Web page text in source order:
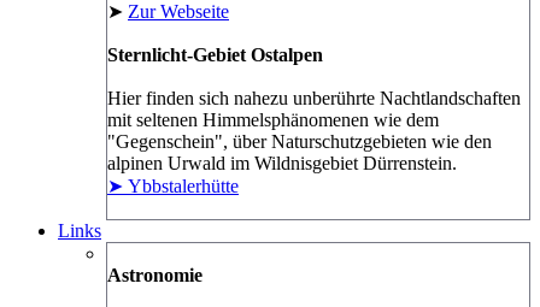
➤ Zur Webseite
Sternlicht-Gebiet Ostalpen
Hier finden sich nahezu unberührte Nachtlandschaften
mit seltenen Himmelsphänomenen wie dem
"Gegenschein", über Naturschutzgebieten wie den
alpinen Urwald im Wildnisgebiet Dürrenstein.
➤ Ybbstalerhütte
Links
Astronomie